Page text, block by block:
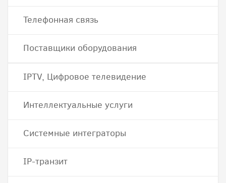
Телефонная связь
Поставщики оборудования
IPTV, Цифровое телевидение
Интеллектуальные услуги
Системные интеграторы
IP-транзит